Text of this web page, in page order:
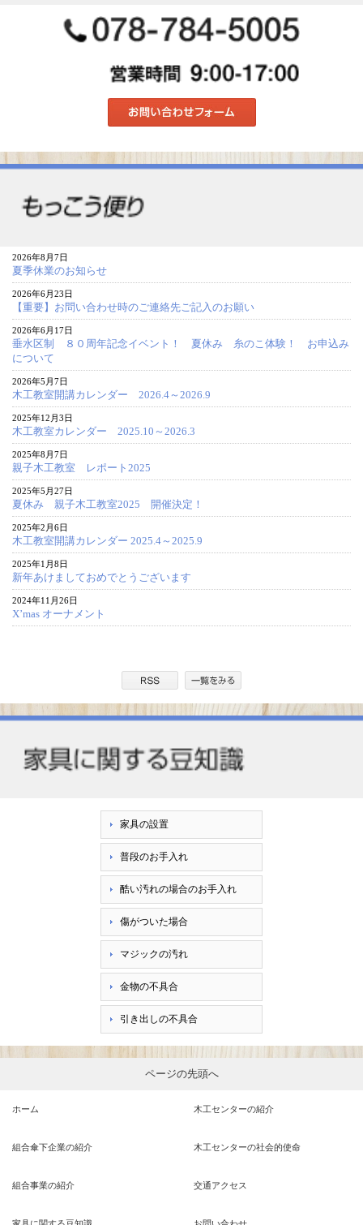
2026年8月7日
夏季休業のお知らせ
2026年6月23日
【重要】お問い合わせ時のご連絡先ご記入のお願い
2026年6月17日
垂水区制 ８０周年記念イベント！ 夏休み 糸のこ体験！ お申込み
について
2026年5月7日
木工教室開講カレンダー 2026.4～2026.9
2025年12月3日
木工教室カレンダー 2025.10～2026.3
2025年8月7日
親子木工教室 レポート2025
2025年5月27日
夏休み 親子木工教室2025 開催決定！
2025年2月6日
木工教室開講カレンダー 2025.4～2025.9
2025年1月8日
新年あけましておめでとうございます
2024年11月26日
X’mas オーナメント
家具の設置
普段のお手入れ
酷い汚れの場合のお手入れ
傷がついた場合
マジックの汚れ
金物の不具合
引き出しの不具合
ページの先頭へ
ホーム 木工センターの紹介
組合傘下企業の紹介 木工センターの社会的使命
組合事業の紹介 交通アクセス